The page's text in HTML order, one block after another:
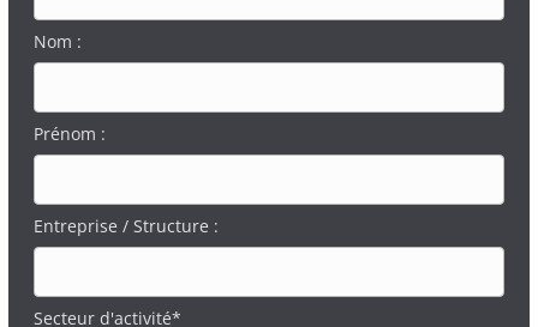
Nom :
Prénom :
Entreprise / Structure :
Secteur d'activité*